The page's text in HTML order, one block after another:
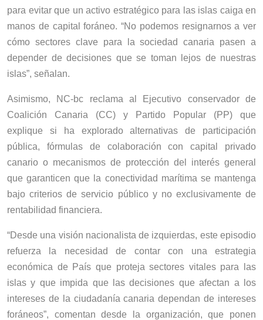
para evitar que un activo estratégico para las islas caiga en
manos de capital foráneo. “No podemos resignarnos a ver
cómo sectores clave para la sociedad canaria pasen a
depender de decisiones que se toman lejos de nuestras
islas”, señalan.
Asimismo, NC-bc reclama al Ejecutivo conservador de
Coalición Canaria (CC) y Partido Popular (PP) que
explique si ha explorado alternativas de participación
pública, fórmulas de colaboración con capital privado
canario o mecanismos de protección del interés general
que garanticen que la conectividad marítima se mantenga
bajo criterios de servicio público y no exclusivamente de
rentabilidad financiera.
“Desde una visión nacionalista de izquierdas, este episodio
refuerza la necesidad de contar con una estrategia
económica de País que proteja sectores vitales para las
islas y que impida que las decisiones que afectan a los
intereses de la ciudadanía canaria dependan de intereses
foráneos”, comentan desde la organización, que ponen